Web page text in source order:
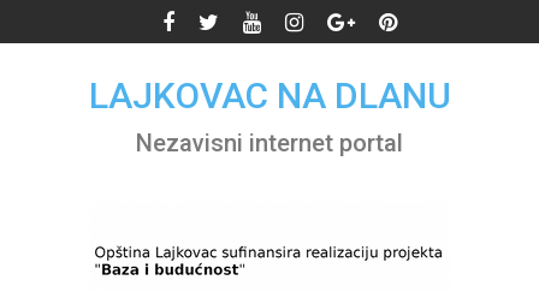
to
LAJKOVAC NA DLANU
Nezavisni internet portal